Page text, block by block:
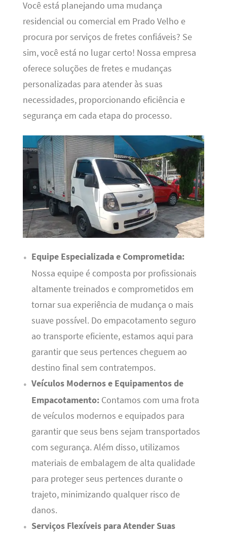
Você está planejando uma mudança
residencial ou comercial em Prado Velho e
procura por serviços de fretes confiáveis? Se
sim, você está no lugar certo! Nossa empresa
oferece soluções de fretes e mudanças
personalizadas para atender às suas
necessidades, proporcionando eficiência e
segurança em cada etapa do processo.
Equipe Especializada e Comprometida:
Nossa equipe é composta por profissionais
altamente treinados e comprometidos em
tornar sua experiência de mudança o mais
suave possível. Do empacotamento seguro
ao transporte eficiente, estamos aqui para
garantir que seus pertences cheguem ao
destino final sem contratempos.
Veículos Modernos e Equipamentos de
Empacotamento:Contamos com uma frota
de veículos modernos e equipados para
garantir que seus bens sejam transportados
com segurança. Além disso, utilizamos
materiais de embalagem de alta qualidade
para proteger seus pertences durante o
trajeto, minimizando qualquer risco de
danos.
Serviços Flexíveis para Atender Suas